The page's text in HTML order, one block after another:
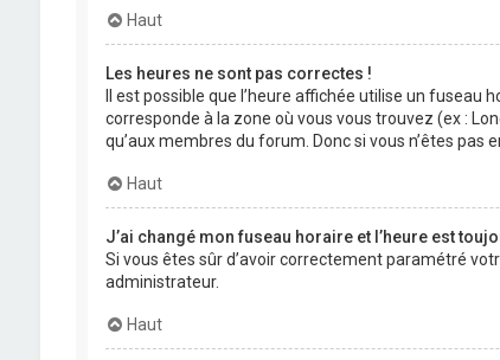
Haut
Les heures ne sont pas correctes !
Il est possible que l’heure affichée utilise un
corresponde à la zone où vous vous trouvez (ex :
qu’aux membres du forum. Donc si vous n’êtes pas
Haut
J’ai changé mon fuseau horaire et l’heure est
Si vous êtes sûr d’avoir correctement paramétré
administrateur.
Haut